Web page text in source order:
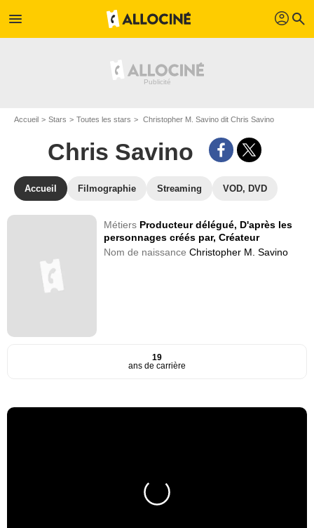
menu profil search
Accueil Stars Toutes les stars Christopher M. Savino dit Chris Savino
Chris Savino
Accueil Filmographie Streaming VOD, DVD
Métiers Producteur délégué, D'après les
personnages créés par,Créateur
Nom de naissanceChristopher M. Savino
19
ans de carrière